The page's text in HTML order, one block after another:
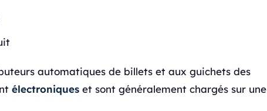
automatiques de billets et aux guichets des
électroniques et sont généralement chargés sur une